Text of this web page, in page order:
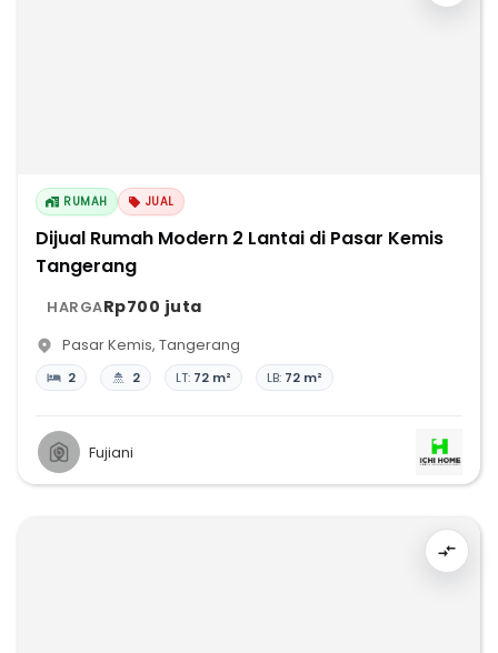
RUMAH JUAL
Dijual Rumah Modern 2 Lantai di Pasar Kemis
Tangerang
HARGARp700 juta
Pasar Kemis, Tangerang
2 2 LT: 72 m² LB: 72 m²
Fujiani